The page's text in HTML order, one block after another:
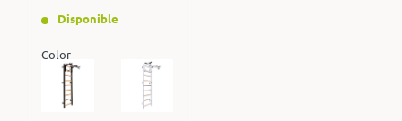
Disponible
Color